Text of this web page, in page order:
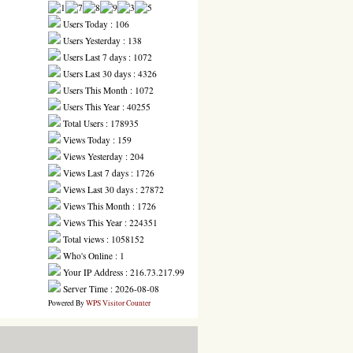
Users Today : 106
Users Yesterday : 138
Users Last 7 days : 1072
Users Last 30 days : 4326
Users This Month : 1072
Users This Year : 40255
Total Users : 178935
Views Today : 159
Views Yesterday : 204
Views Last 7 days : 1726
Views Last 30 days : 27872
Views This Month : 1726
Views This Year : 224351
Total views : 1058152
Who's Online : 1
Your IP Address : 216.73.217.99
Server Time : 2026-08-08
Powered ByWPS Visitor Counter